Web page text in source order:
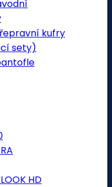
kufry
sety)
HD